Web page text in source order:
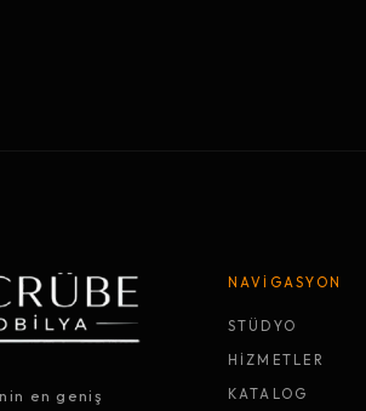
en geniş
NAVİGASYON
STÜDYO
HİZMETLER
KATALOG